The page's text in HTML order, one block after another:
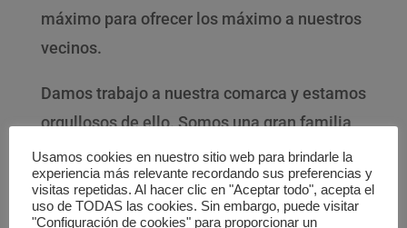
máximo para ofrecer los máximo a nuestros
vecinos.
Damos trabajo a nuestra comarca y estamos
orgullosos de ello. Somos una gran familia
que disfruta haciendo disfrutar a sus
paisanos.
Usamos cookies en nuestro sitio web para brindarle la
experiencia más relevante recordando sus preferencias y
visitas repetidas. Al hacer clic en "Aceptar todo", acepta el
uso de TODAS las cookies. Sin embargo, puede visitar
"Configuración de cookies" para proporcionar un